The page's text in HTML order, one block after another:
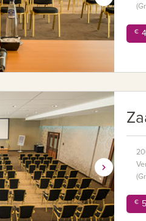
€
€